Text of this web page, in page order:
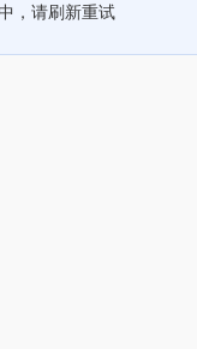
，请刷新重试